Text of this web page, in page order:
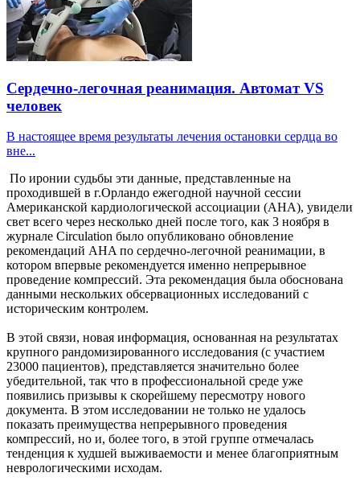
Сердечно-легочная реанимация. Автомат VS
человек
В настоящее время результаты лечения остановки сердца во
вне...
По иронии судьбы эти данные, представленные на
проходившей в г.Орландо ежегодной научной сессии
Американской кардиологической ассоциации (AHA), увидели
свет всего через несколько дней после того, как 3 ноября в
журнале Circulation было опубликовано обновление
рекомендаций AHA по сердечно-легочной реанимации, в
котором впервые рекомендуется именно непрерывное
проведение компрессий. Эта рекомендация была обоснована
данными нескольких обсервационных исследований с
историческим контролем.
В этой связи, новая информация, основанная на результатах
крупного рандомизированного исследования (с участием
23000 пациентов), представляется значительно более
убедительной, так что в профессиональной среде уже
появились призывы к скорейшему пересмотру нового
документа. В этом исследовании не только не удалось
показать преимущества непрерывного проведения
компрессий, но и, более того, в этой группе отмечалась
тенденция к худшей выживаемости и менее благоприятным
неврологическими исходам.